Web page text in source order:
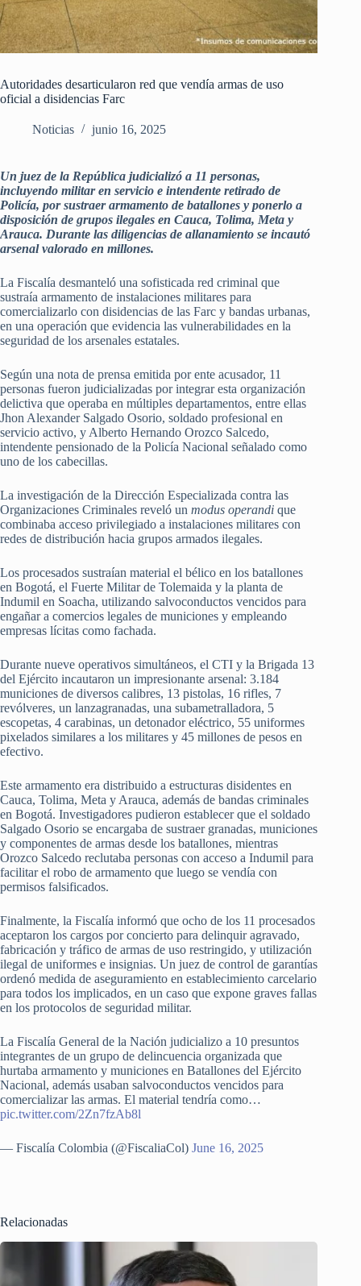
Autoridades desarticularon red que vendía armas de uso
oficial a disidencias Farc
Noticias junio 16, 2025
Un juez de la República judicializó a 11 personas,
incluyendo militar en servicio e intendente retirado de
Policía, por sustraer armamento de batallones y ponerlo a
disposición de grupos ilegales en Cauca, Tolima, Meta y
Arauca. Durante las diligencias de allanamiento se incautó
arsenal valorado en millones.
La Fiscalía desmanteló una sofisticada red criminal que
sustraía armamento de instalaciones militares para
comercializarlo con disidencias de las Farc y bandas urbanas,
en una operación que evidencia las vulnerabilidades en la
seguridad de los arsenales estatales.
Según una nota de prensa emitida por ente acusador, 11
personas fueron judicializadas por integrar esta organización
delictiva que operaba en múltiples departamentos, entre ellas
Jhon Alexander Salgado Osorio, soldado profesional en
servicio activo, y Alberto Hernando Orozco Salcedo,
intendente pensionado de la Policía Nacional señalado como
uno de los cabecillas.
La investigación de la Dirección Especializada contra las
Organizaciones Criminales reveló un modus operandi que
combinaba acceso privilegiado a instalaciones militares con
redes de distribución hacia grupos armados ilegales.
Los procesados sustraían material el bélico en los batallones
en Bogotá, el Fuerte Militar de Tolemaida y la planta de
Indumil en Soacha, utilizando salvoconductos vencidos para
engañar a comercios legales de municiones y empleando
empresas lícitas como fachada.
Durante nueve operativos simultáneos, el CTI y la Brigada 13
del Ejército incautaron un impresionante arsenal: 3.184
municiones de diversos calibres, 13 pistolas, 16 rifles, 7
revólveres, un lanzagranadas, una subametralladora, 5
escopetas, 4 carabinas, un detonador eléctrico, 55 uniformes
pixelados similares a los militares y 45 millones de pesos en
efectivo.
Este armamento era distribuido a estructuras disidentes en
Cauca, Tolima, Meta y Arauca, además de bandas criminales
en Bogotá. Investigadores pudieron establecer que el soldado
Salgado Osorio se encargaba de sustraer granadas, municiones
y componentes de armas desde los batallones, mientras
Orozco Salcedo reclutaba personas con acceso a Indumil para
facilitar el robo de armamento que luego se vendía con
permisos falsificados.
Finalmente, la Fiscalía informó que ocho de los 11 procesados
aceptaron los cargos por concierto para delinquir agravado,
fabricación y tráfico de armas de uso restringido, y utilización
ilegal de uniformes e insignias. Un juez de control de garantías
ordenó medida de aseguramiento en establecimiento carcelario
para todos los implicados, en un caso que expone graves fallas
en los protocolos de seguridad militar.
La Fiscalía General de la Nación judicializo a 10 presuntos
integrantes de un grupo de delincuencia organizada que
hurtaba armamento y municiones en Batallones del Ejército
Nacional, además usaban salvoconductos vencidos para
comercializar las armas. El material tendría como…
pic.twitter.com/2Zn7fzAb8l
— Fiscalía Colombia (@FiscaliaCol) June 16, 2025
Relacionadas